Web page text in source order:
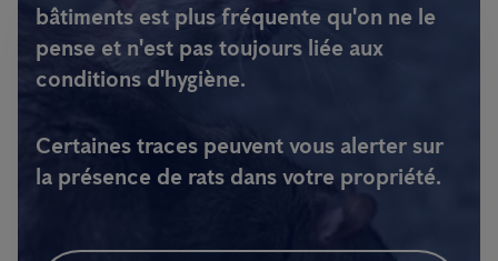
bâtiments est plus fréquente qu'on ne le
pense et n'est pas toujours liée aux
conditions d'hygiène.
Certaines traces peuvent vous alerter sur
la présence de rats dans votre propriété.